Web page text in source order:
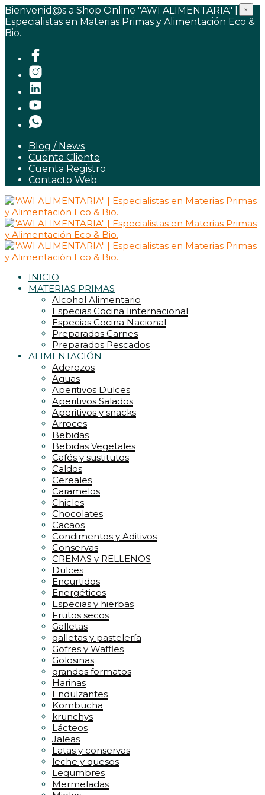
Bienvenid@s a Shop Online "AWI ALIMENTARIA" |
Especialistas en Materias Primas y Alimentación Eco &
Bio.
Blog / News
Cuenta Cliente
Cuenta Registro
Contacto Web
INICIO
MATERIAS PRIMAS
Alcohol Alimentario
Especias Cocina Iinternacional
Especias Cocina Nacional
Preparados Carnes
Preparados Pescados
ALIMENTACIÓN
Aderezos
Aguas
Aperitivos Dulces
Aperitivos Salados
Aperitivos y snacks
Arroces
Bebidas
Bebidas Vegetales
Cafés y sustitutos
Caldos
Cereales
Caramelos
Chicles
Chocolates
Cacaos
Condimentos y Aditivos
Conservas
CREMAS y RELLENOS
Dulces
Encurtidos
Energéticos
Especias y hierbas
Frutos secos
Galletas
galletas y pastelería
Gofres y Waffles
Golosinas
grandes formatos
Harinas
Endulzantes
Kombucha
krunchys
Lácteos
Jaleas
Latas y conservas
leche y quesos
Legumbres
Mermeladas
×